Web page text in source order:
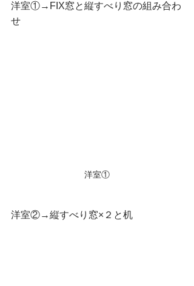
洋室①→FIX窓と縦すべり窓の組み合わ
せ
洋室①
洋室②→縦すべり窓×２と机